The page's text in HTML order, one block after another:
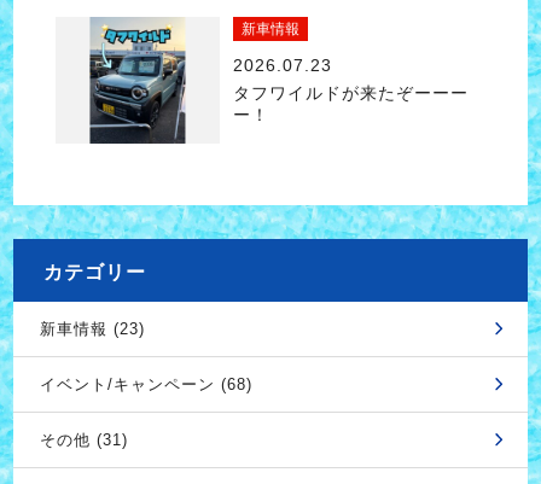
新車情報
2026.07.23
タフワイルドが来たぞーーー
ー！
カテゴリー
新車情報 (23)
イベント/キャンペーン (68)
その他 (31)